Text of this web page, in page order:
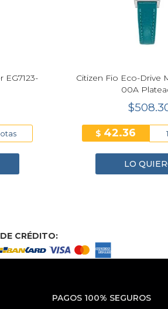
EG7123-
Citizen Fio Eco-Drive
00A
$ 42.36
LO
CRÉDITO:
PAGOS 100% SEGUROS